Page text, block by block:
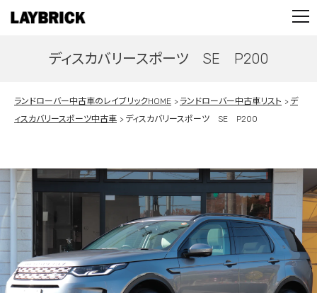
CONTACT
ディスカバリースポーツ SE P200
ランドローバー中古車のレイブリックHOME ランドローバー中古車リスト
デ
ィスカバリースポーツ中古車
ディスカバリースポーツ SE P200